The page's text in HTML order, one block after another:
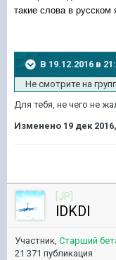
такие слова в русском
В 19.12.2016 в
Не смотрите на
Для тебя, не чего не
Изменено 19 дек
[JP]
lDKDl
Участник, Старший
21 371 публикация